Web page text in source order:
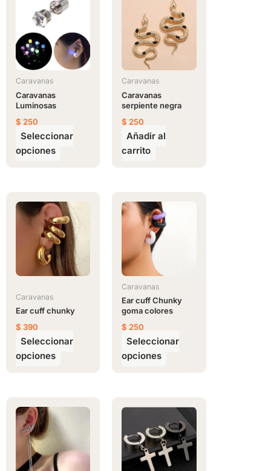
Caravanas
Caravanas
Luminosas
$ 250
Seleccionar
opciones
producto
tiene
múltiples
variantes.
Las
opciones
se
pueden
elegir
en
la
Caravanas
Caravanas
serpiente negra
$ 250
Añadir al
carrito
Caravanas
Ear cuff chunky
$ 390
Seleccionar
opciones
producto
tiene
múltiples
variantes.
Las
se
pueden
elegir
en
la
Caravanas
Ear cuff Chunky
goma colores
$ 250
Seleccionar
opciones
producto
tiene
múltiples
variantes.
Las
opciones
se
pueden
elegir
en
la
Este
tiene
múltiples
variantes.